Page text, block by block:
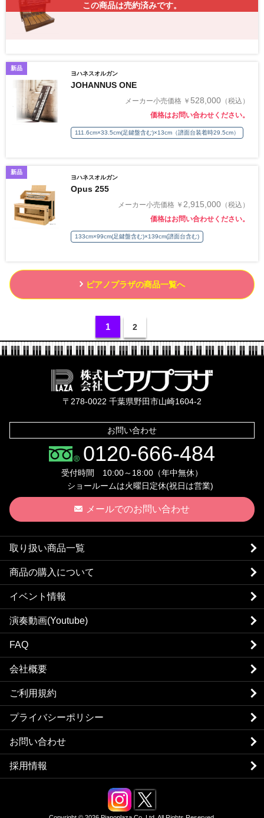
この商品は売約済みです。
新品
ヨハネスオルガン
JOHANNUS ONE
メーカー小売価格 ￥ 528,000 （税込）
価格はお問い合わせください。
111.6cm×33.5cm(足鍵盤含む)×13cm（譜面台装着時29.5cm）
新品
ヨハネスオルガン
Opus 255
メーカー小売価格 ￥ 2,915,000 （税込）
価格はお問い合わせください。
133cm×99cm(足鍵盤含む)×139cm(譜面台含む)
ピアノプラザの商品一覧へ
1 2
〒278-0022 千葉県野田市山崎1604-2
お問い合わせ
0120-666-484
受付時間 10:00～18:00（年中無休）
ショールームは火曜日定休(祝日は営業)
メールでのお問い合わせ
取り扱い商品一覧
商品の購入について
イベント情報
演奏動画(Youtube)
FAQ
会社概要
ご利用規約
プライバシーポリシー
お問い合わせ
採用情報